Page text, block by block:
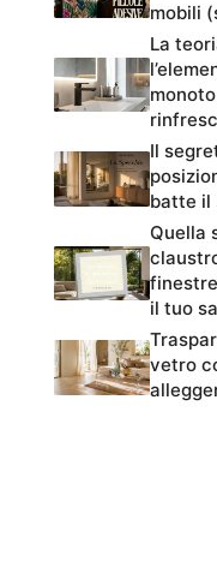
mobili
La
Il
batte il
Quella
il tuo
vetro